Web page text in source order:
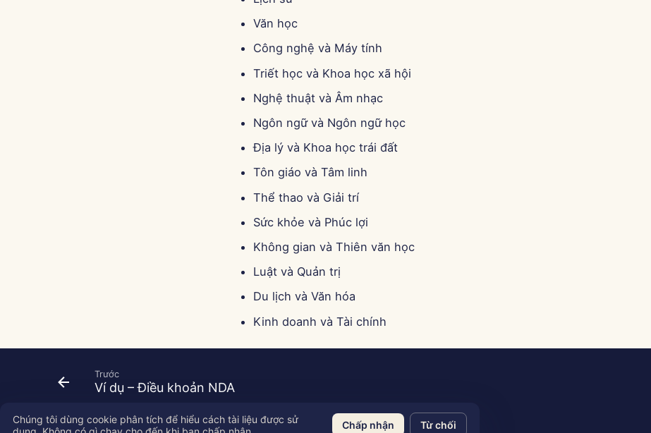
Văn học
Công nghệ và Máy tính
Triết học và Khoa học xã hội
Nghệ thuật và Âm nhạc
Ngôn ngữ và Ngôn ngữ học
Địa lý và Khoa học trái đất
Tôn giáo và Tâm linh
Thể thao và Giải trí
Sức khỏe và Phúc lợi
Không gian và Thiên văn học
Luật và Quản trị
Du lịch và Văn hóa
Kinh doanh và Tài chính
Trước
Ví dụ – Điều khoản NDA
Chúng tôi dùng cookie phân tích để hiểu cách tài liệu được sử
Chấp nhận Từ chối